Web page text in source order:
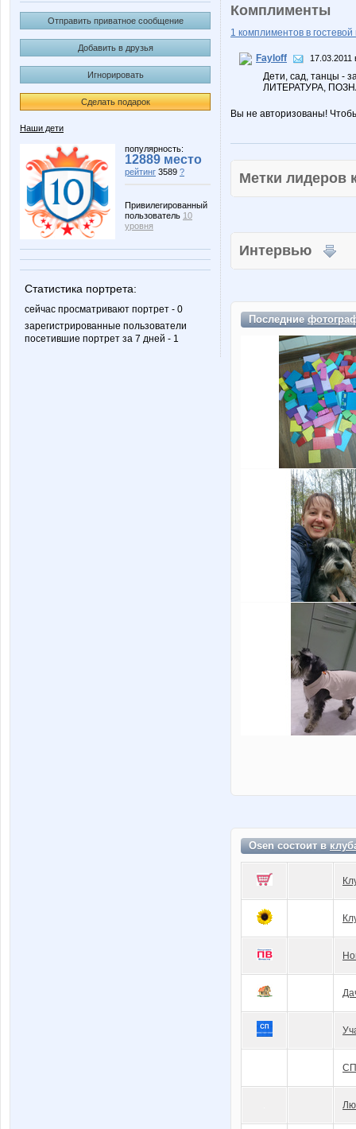
Отправить приватное сообщение
Добавить в друзья
Игнорировать
Сделать подарок
Наши дети
популярность:
12889 место
рейтинг 3589 ?
Привилегированный
пользователь 10
уровня
Статистика портрета:
сейчас просматривают портрет - 0
зарегистрированные пользователи
посетившие портрет за 7 дней - 1
Комплименты
1 комплиментов в гостевой
Fayloff 17.03.2011
Дети, сад, танцы -
ЛИТЕРАТУРА,
Вы не авторизованы!
Метки
Интервью
Последние
Osen состоит в